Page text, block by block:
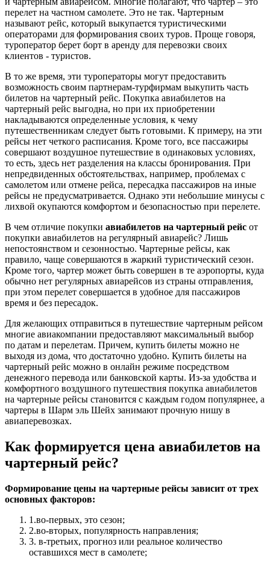
перелет на частном самолете. Это не так. Чартерным
называют рейс, который выкупается туристическими
операторами для формирования своих туров. Проще говоря,
туроператор берет борт в аренду для перевозки своих
клиентов - туристов.
В то же время, эти туроператоры могут предоставить
возможность своим партнерам-турфирмам выкупить часть
билетов на чартерный рейс. Покупка авиабилетов на
чартерный рейс выгодна, но при их приобретении
накладываются определенные условия, к чему
путешественникам следует быть готовыми. К примеру, на эти
рейсы нет четкого расписания. Кроме того, все пассажиры
совершают воздушное путешествие в одинаковых условиях,
то есть, здесь нет разделения на классы бронирования. При
непредвиденных обстоятельствах, например, проблемах с
самолетом или отмене рейса, пересадка пассажиров на иные
рейсы не предусматривается. Однако эти небольшие минусы с
лихвой окупаются комфортом и безопасностью при перелете.
В чем отличие покупки авиабилетов на чартерный рейс от
покупки авиабилетов на регулярный авиарейс? Лишь
непостоянством и сезонностью. Чартерные рейсы, как
правило, чаще совершаются в жаркий туристический сезон.
Кроме того, чартер может быть совершен в те аэропорты, куда
обычно нет регулярных авиарейсов из страны отправления,
при этом перелет совершается в удобное для пассажиров
время и без пересадок.
Для желающих отправиться в путешествие чартерным рейсом
многие авиакомпании предоставляют максимальный выбор
по датам и перелетам. Причем, купить билеты можно не
выходя из дома, что достаточно удобно. Купить билеты на
чартерный рейс можно в онлайн режиме посредством
денежного перевода или банковской карты. Из-за удобства и
комфортного воздушного путешествия покупка авиабилетов
на чартерные рейсы становится с каждым годом популярнее, а
чартеры в Шарм эль Шейх занимают прочную нишу в
авиаперевозках.
Как формируется цена авиабилетов на
чартерный рейс?
Формирование цены на чартерные рейсы зависит от трех
основных факторов:
1.во-первых, это сезон;
2.во-вторых, популярность направления;
3. в-третьих, прогноз или реальное количество
оставшихся мест в самолете;